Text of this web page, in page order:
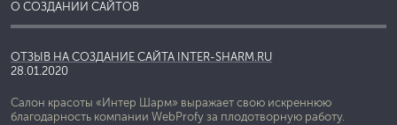
О СОЗДАНИИ САЙТОВ
ОТЗЫВ НА СОЗДАНИЕ САЙТА INTER-SHARM.RU
28.01.2020
Салон красоты «Интер Шарм» выражает свою искреннюю
благодарность компании WebProfy за плодотворную работу.